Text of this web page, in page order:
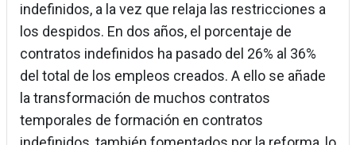
indefinidos, a la vez que relaja las restricciones a
los despidos. En dos años, el porcentaje de
contratos indefinidos ha pasado del 26% al 36%
del total de los empleos creados. A ello se añade
la transformación de muchos contratos
temporales de formación en contratos